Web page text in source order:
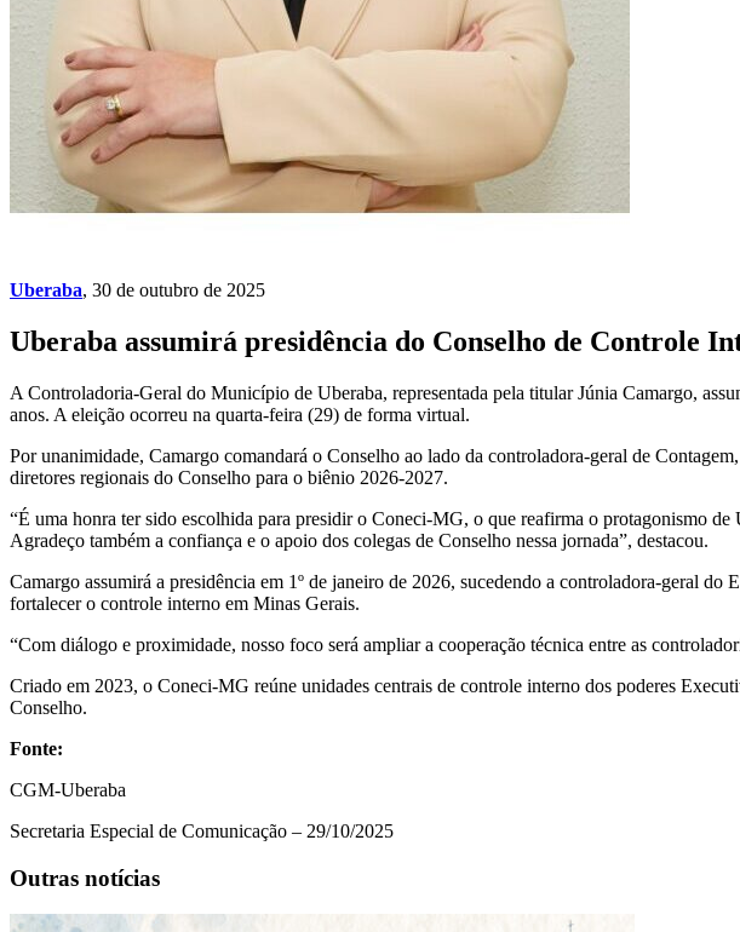
Uberaba, 30 de outubro de 2025
Uberaba assumirá presidência do Conselho de Controle
A Controladoria-Geral do Município de Uberaba, representada pela titular Júnia Camargo,
anos. A eleição ocorreu na quarta-feira (29) de forma virtual.
Por unanimidade, Camargo comandará o Conselho ao lado da controladora-geral de
diretores regionais do Conselho para o biênio 2026-2027.
“É uma honra ter sido escolhida para presidir o Coneci-MG, o que reafirma o protagonismo
Agradeço também a confiança e o apoio dos colegas de Conselho nessa jornada”, destacou.
Camargo assumirá a presidência em 1º de janeiro de 2026, sucedendo a controladora-geral
fortalecer o controle interno em Minas Gerais.
“Com diálogo e proximidade, nosso foco será ampliar a cooperação técnica entre as
Criado em 2023, o Coneci-MG reúne unidades centrais de controle interno dos poderes
Conselho.
Fonte:
CGM-Uberaba
Secretaria Especial de Comunicação – 29/10/2025
Outras notícias